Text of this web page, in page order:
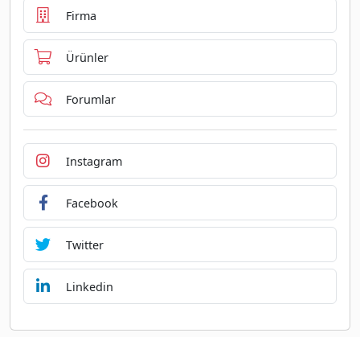
Firma
Ürünler
Forumlar
Instagram
Facebook
Twitter
Linkedin